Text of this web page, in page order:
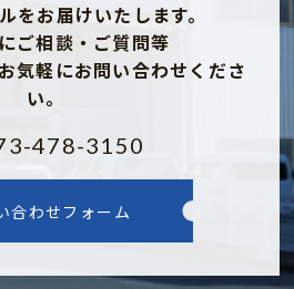
をお届けいたします。
ご相談・ご質問等
お気軽にお問い合わせくださ
い。
478-3150
合わせフォーム